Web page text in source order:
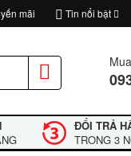
mãi Tin nổi bật
ĐỔI TRẢ
TRONG 3